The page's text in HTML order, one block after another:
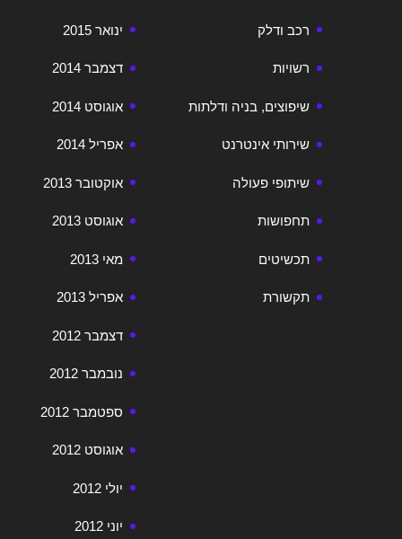
ינואר 2015
דצמבר 2014
אוגוסט 2014
אפריל 2014
אוקטובר 2013
אוגוסט 2013
מאי 2013
אפריל 2013
דצמבר 2012
נובמבר 2012
ספטמבר 2012
אוגוסט 2012
יולי 2012
יוני 2012
רכב ודלק
רשויות
שיפוצים, בניה ודלתות
שירותי אינטרנט
שיתופי פעולה
תחפושות
תכשיטים
תקשורת